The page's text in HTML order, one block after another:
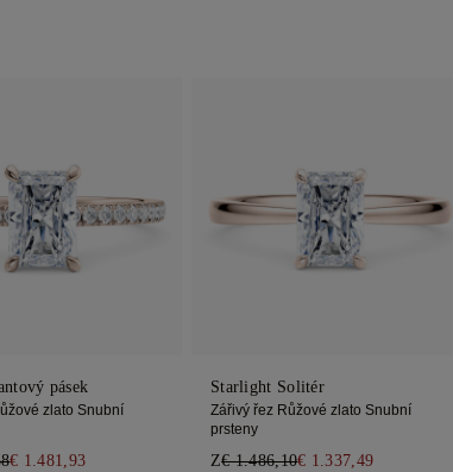
pásek
zlato Snubní
€ 1.481,93
Starlight Solitér
Zářivý řez Růžové zlato Snubní
prsteny
Z€ 1.486,10€ 1.337,49